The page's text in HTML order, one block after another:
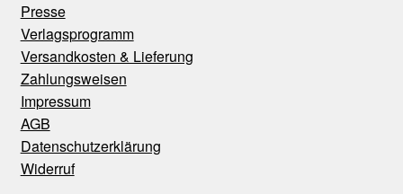
Presse
Verlagsprogramm
Versandkosten & Lieferung
Zahlungsweisen
Impressum
AGB
Datenschutzerklärung
Widerruf